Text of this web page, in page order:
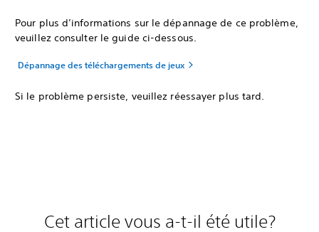
Pour plus d’informations sur le dépannage de ce problème,
veuillez consulter le guide ci-dessous.
Dépannage des téléchargements de jeux
Si le problème persiste, veuillez réessayer plus tard.
Cet article vous a-t-il été utile?